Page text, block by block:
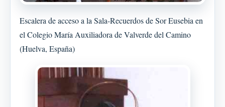
Escalera de acceso a la Sala-Recuerdos de Sor Eusebia en
el Colegio María Auxiliadora de Valverde del Camino
(Huelva, España)